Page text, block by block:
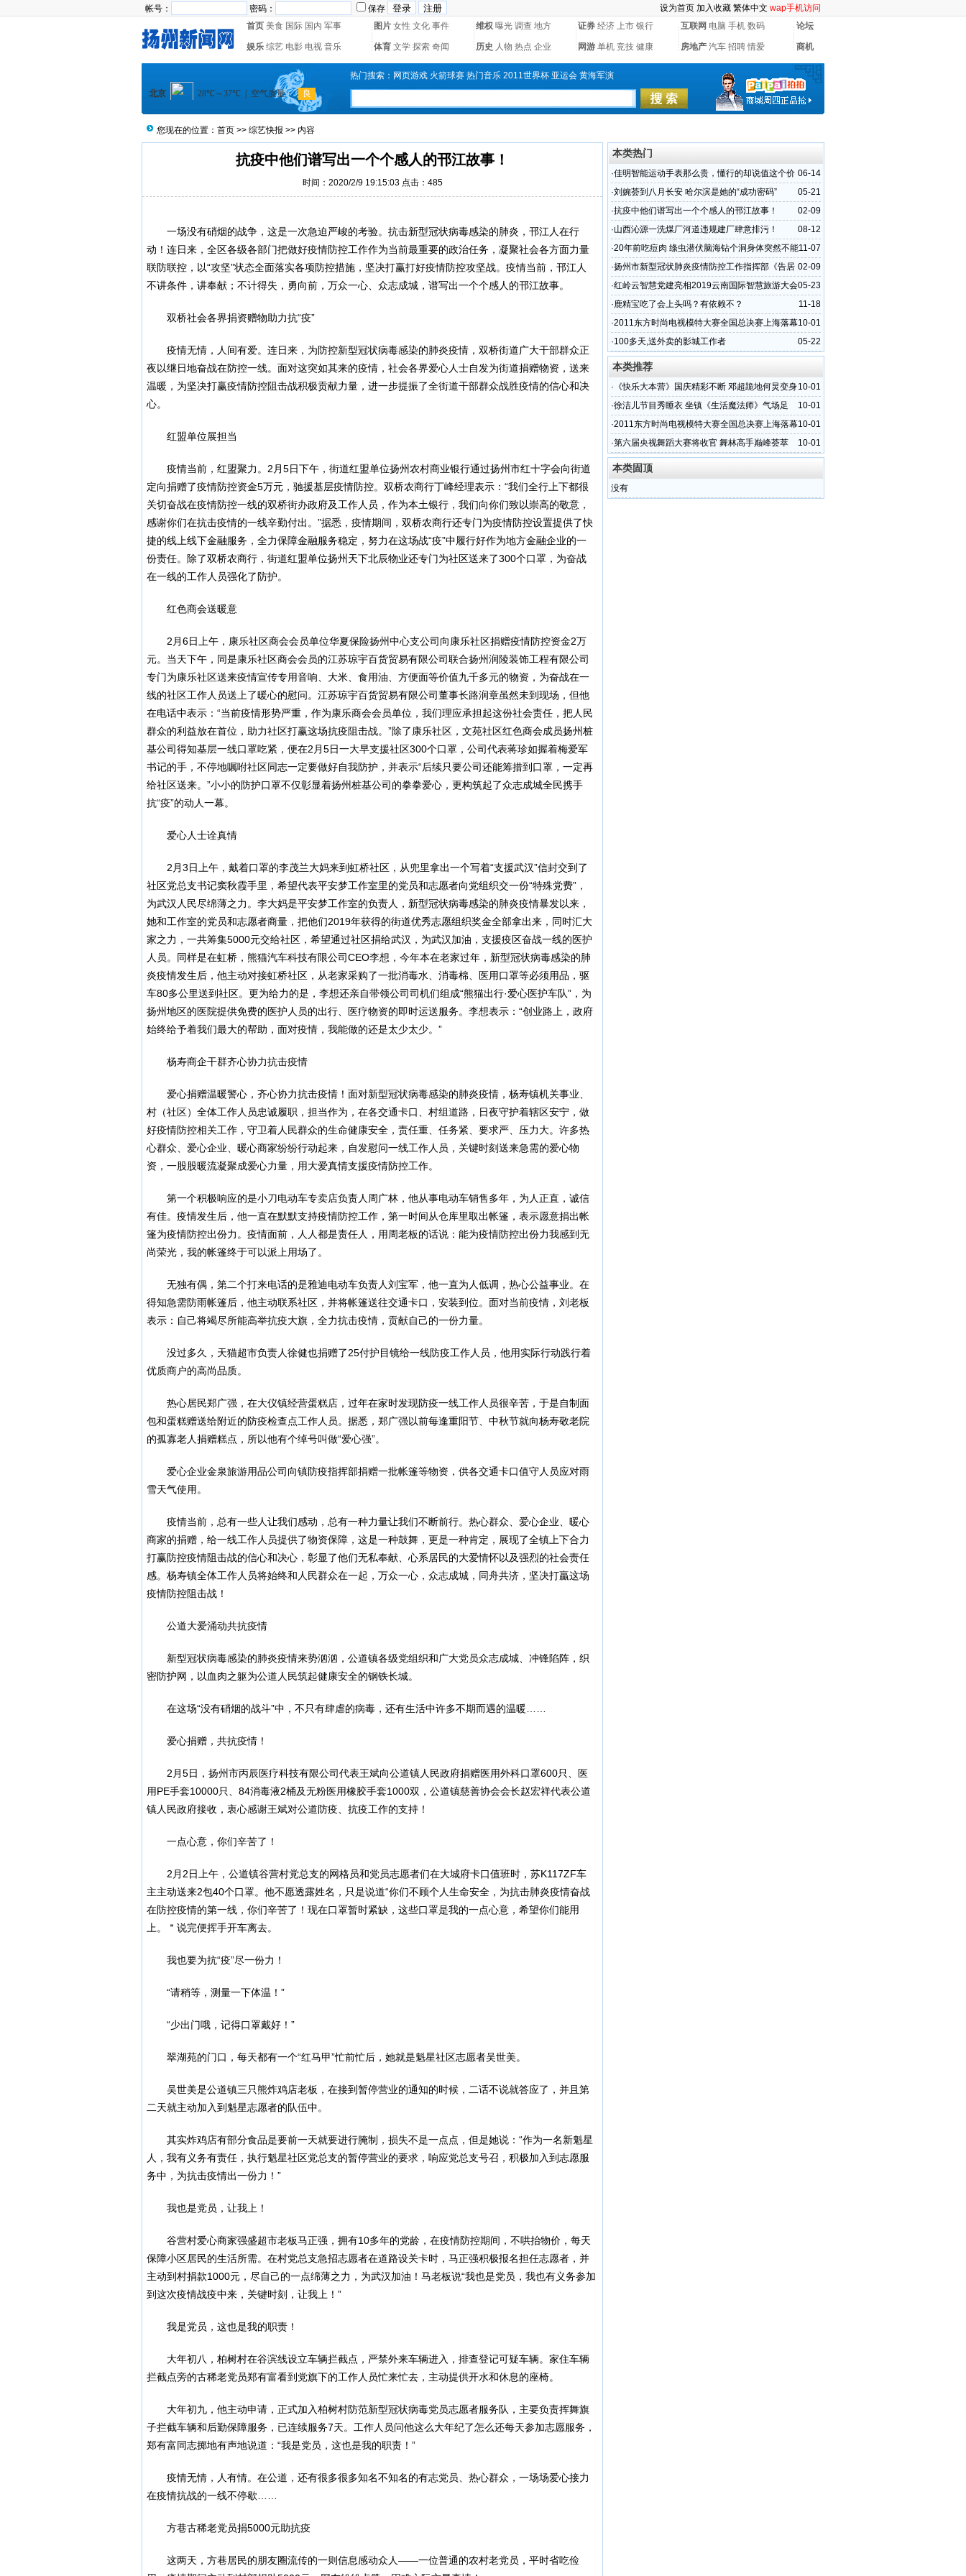
帐号： 密码： 保存 设为首页 加入收藏 繁体中文 wap手机访问
首页 美食 国际 国内 军事 图片 女性 文化 事件 维权 曝光 调查 地方 证券 经济 上市 银行 互联网 电脑 手机 数码 论坛
娱乐 综艺 电影 电视 音乐 体育 文学 探索 奇闻 历史 人物 热点 企业 网游 单机 竞技 健康 房地产 汽车 招聘 情爱 商机
热门搜索： 网页游戏 火箭球赛 热门音乐 2011世界杯 亚运会 黄海军演
您现在的位置： 首页 >> 综艺快报 >> 内容
抗疫中他们谱写出一个个感人的邗江故事！
时间：2020/2/9 19:15:03 点击： 485
一场没有硝烟的战争，这是一次急迫严峻的考验。抗击新型冠状病毒感染的肺炎，邗江人在行
动！连日来，全区各级各部门把做好疫情防控工作作为当前最重要的政治任务，凝聚社会各方面力量
联防联控，以“攻坚”状态全面落实各项防控措施，坚决打赢打好疫情防控攻坚战。疫情当前，邗江人
不讲条件，讲奉献；不计得失，勇向前，万众一心、众志成城，谱写出一个个感人的邗江故事。
双桥社会各界捐资赠物助力抗“疫”
疫情无情，人间有爱。连日来，为防控新型冠状病毒感染的肺炎疫情，双桥街道广大干部群众正
夜以继日地奋战在防控一线。面对这突如其来的疫情，社会各界爱心人士自发为街道捐赠物资，送来
温暖，为坚决打赢疫情防控阻击战积极贡献力量，进一步提振了全街道干部群众战胜疫情的信心和决
心。
红盟单位展担当
疫情当前，红盟聚力。2月5日下午，街道红盟单位扬州农村商业银行通过扬州市红十字会向街道
定向捐赠了疫情防控资金5万元，驰援基层疫情防控。双桥农商行丁峰经理表示：“我们全行上下都很
关切奋战在疫情防控一线的双桥街办政府及工作人员，作为本土银行，我们向你们致以崇高的敬意，
感谢你们在抗击疫情的一线辛勤付出。”据悉，疫情期间，双桥农商行还专门为疫情防控设置提供了快
捷的线上线下金融服务，全力保障金融服务稳定，努力在这场战“疫”中履行好作为地方金融企业的一
份责任。除了双桥农商行，街道红盟单位扬州天下北辰物业还专门为社区送来了300个口罩，为奋战
在一线的工作人员强化了防护。
红色商会送暖意
2月6日上午，康乐社区商会会员单位华夏保险扬州中心支公司向康乐社区捐赠疫情防控资金2万
元。当天下午，同是康乐社区商会会员的江苏琼宇百货贸易有限公司联合扬州润陵装饰工程有限公司
专门为康乐社区送来疫情宣传专用音响、大米、食用油、方便面等价值九千多元的物资，为奋战在一
线的社区工作人员送上了暖心的慰问。江苏琼宇百货贸易有限公司董事长路润章虽然未到现场，但他
在电话中表示：“当前疫情形势严重，作为康乐商会会员单位，我们理应承担起这份社会责任，把人民
群众的利益放在首位，助力社区打赢这场抗疫阻击战。”除了康乐社区，文苑社区红色商会成员扬州桩
基公司得知基层一线口罩吃紧，便在2月5日一大早支援社区300个口罩，公司代表蒋珍如握着梅爱军
书记的手，不停地嘱咐社区同志一定要做好自我防护，并表示“后续只要公司还能筹措到口罩，一定再
给社区送来。”小小的防护口罩不仅彰显着扬州桩基公司的拳拳爱心，更构筑起了众志成城全民携手
抗“疫”的动人一幕。
爱心人士诠真情
2月3日上午，戴着口罩的李茂兰大妈来到虹桥社区，从兜里拿出一个写着“支援武汉”信封交到了
社区党总支书记窦秋霞手里，希望代表平安梦工作室里的党员和志愿者向党组织交一份“特殊党费”，
为武汉人民尽绵薄之力。李大妈是平安梦工作室的负责人，新型冠状病毒感染的肺炎疫情暴发以来，
她和工作室的党员和志愿者商量，把他们2019年获得的街道优秀志愿组织奖金全部拿出来，同时汇大
家之力，一共筹集5000元交给社区，希望通过社区捐给武汉，为武汉加油，支援疫区奋战一线的医护
人员。同样是在虹桥，熊猫汽车科技有限公司CEO李想，今年本在老家过年，新型冠状病毒感染的肺
炎疫情发生后，他主动对接虹桥社区，从老家采购了一批消毒水、消毒棉、医用口罩等必须用品，驱
车80多公里送到社区。更为给力的是，李想还亲自带领公司司机们组成“熊猫出行·爱心医护车队”，为
扬州地区的医院提供免费的医护人员的出行、医疗物资的即时运送服务。李想表示：“创业路上，政府
始终给予着我们最大的帮助，面对疫情，我能做的还是太少太少。”
杨寿商企干群齐心协力抗击疫情
爱心捐赠温暖警心，齐心协力抗击疫情！面对新型冠状病毒感染的肺炎疫情，杨寿镇机关事业、
村（社区）全体工作人员忠诚履职，担当作为，在各交通卡口、村组道路，日夜守护着辖区安宁，做
好疫情防控相关工作，守卫着人民群众的生命健康安全，责任重、任务紧、要求严、压力大。许多热
心群众、爱心企业、暖心商家纷纷行动起来，自发慰问一线工作人员，关键时刻送来急需的爱心物
资，一股股暖流凝聚成爱心力量，用大爱真情支援疫情防控工作。
第一个积极响应的是小刀电动车专卖店负责人周广林，他从事电动车销售多年，为人正直，诚信
有佳。疫情发生后，他一直在默默支持疫情防控工作，第一时间从仓库里取出帐篷，表示愿意捐出帐
篷为疫情防控出份力。疫情面前，人人都是责任人，用周老板的话说：能为疫情防控出份力我感到无
尚荣光，我的帐篷终于可以派上用场了。
无独有偶，第二个打来电话的是雅迪电动车负责人刘宝军，他一直为人低调，热心公益事业。在
得知急需防雨帐篷后，他主动联系社区，并将帐篷送往交通卡口，安装到位。面对当前疫情，刘老板
表示：自己将竭尽所能高举抗疫大旗，全力抗击疫情，贡献自己的一份力量。
没过多久，天猫超市负责人徐健也捐赠了25付护目镜给一线防疫工作人员，他用实际行动践行着
优质商户的高尚品质。
热心居民郑广强，在大仪镇经营蛋糕店，过年在家时发现防疫一线工作人员很辛苦，于是自制面
包和蛋糕赠送给附近的防疫检查点工作人员。据悉，郑广强以前每逢重阳节、中秋节就向杨寿敬老院
的孤寡老人捐赠糕点，所以他有个绰号叫做“爱心强”。
爱心企业金泉旅游用品公司向镇防疫指挥部捐赠一批帐篷等物资，供各交通卡口值守人员应对雨
雪天气使用。
疫情当前，总有一些人让我们感动，总有一种力量让我们不断前行。热心群众、爱心企业、暖心
商家的捐赠，给一线工作人员提供了物资保障，这是一种鼓舞，更是一种肯定，展现了全镇上下合力
打赢防控疫情阻击战的信心和决心，彰显了他们无私奉献、心系居民的大爱情怀以及强烈的社会责任
感。杨寿镇全体工作人员将始终和人民群众在一起，万众一心，众志成城，同舟共济，坚决打贏这场
疫情防控阻击战！
公道大爱涌动共抗疫情
新型冠状病毒感染的肺炎疫情来势汹汹，公道镇各级党组织和广大党员众志成城、冲锋陷阵，织
密防护网，以血肉之躯为公道人民筑起健康安全的钢铁长城。
在这场“没有硝烟的战斗”中，不只有肆虐的病毒，还有生活中许多不期而遇的温暖……
爱心捐赠，共抗疫情！
2月5日，扬州市丙辰医疗科技有限公司代表王斌向公道镇人民政府捐赠医用外科口罩600只、医
用PE手套10000只、84消毒液2桶及无粉医用橡胶手套1000双，公道镇慈善协会会长赵宏祥代表公道
镇人民政府接收，衷心感谢王斌对公道防疫、抗疫工作的支持！
一点心意，你们辛苦了！
2月2日上午，公道镇谷营村党总支的网格员和党员志愿者们在大城府卡口值班时，苏K117ZF车
主主动送来2包40个口罩。他不愿透露姓名，只是说道“你们不顾个人生命安全，为抗击肺炎疫情奋战
在防控疫情的第一线，你们辛苦了！现在口罩暂时紧缺，这些口罩是我的一点心意，希望你们能用
上。＂说完便挥手开车离去。
我也要为抗“疫”尽一份力！
“请稍等，测量一下体温！”
“少出门哦，记得口罩戴好！”
翠湖苑的门口，每天都有一个“红马甲”忙前忙后，她就是魁星社区志愿者吴世美。
吴世美是公道镇三只熊炸鸡店老板，在接到暂停营业的通知的时候，二话不说就答应了，并且第
二天就主动加入到魁星志愿者的队伍中。
其实炸鸡店有部分食品是要前一天就要进行腌制，损失不是一点点，但是她说：“作为一名新魁星
人，我有义务有责任，执行魁星社区党总支的暂停营业的要求，响应党总支号召，积极加入到志愿服
务中，为抗击疫情出一份力！”
我也是党员，让我上！
谷营村爱心商家强盛超市老板马正强，拥有10多年的党龄，在疫情防控期间，不哄抬物价，每天
保障小区居民的生活所需。在村党总支急招志愿者在道路设关卡时，马正强积极报名担任志愿者，并
主动到村捐款1000元，尽自己的一点绵薄之力，为武汉加油！马老板说“我也是党员，我也有义务参加
到这次疫情战疫中来，关键时刻，让我上！”
我是党员，这也是我的职责！
大年初八，柏树村在谷滨线设立车辆拦截点，严禁外来车辆进入，排查登记可疑车辆。家住车辆
拦截点旁的古稀老党员郑有富看到党旗下的工作人员忙来忙去，主动提供开水和休息的座椅。
大年初九，他主动申请，正式加入柏树村防范新型冠状病毒党员志愿者服务队，主要负责挥舞旗
子拦截车辆和后勤保障服务，已连续服务7天。工作人员问他这么大年纪了怎么还每天参加志愿服务，
郑有富同志掷地有声地说道：“我是党员，这也是我的职责！”
疫情无情，人有情。在公道，还有很多很多知名不知名的有志党员、热心群众，一场场爱心接力
在疫情抗战的一线不停歇……
方巷古稀老党员捐5000元助抗疫
这两天，方巷居民的朋友圈流传的一则信息感动众人——一位普通的农村老党员，平时省吃俭
本类热门
06-14
·佳明智能运动手表那么贵，懂行的却说值这个价
05-21
·刘婉荟到八月长安 哈尔滨是她的“成功密码”
02-09
·抗疫中他们谱写出一个个感人的邗江故事！
08-12
·山西沁源一洗煤厂河道违规建厂肆意排污！
11-07
·20年前吃痘肉 绦虫潜伏脑海钻个洞身体突然不能
动 开颅拔出5
02-09
·扬州市新型冠状肺炎疫情防控工作指挥部《告居
民书》
05-23
·红岭云智慧党建亮相2019云南国际智慧旅游大会
11-18
·鹿精宝吃了会上头吗？有依赖不？
10-01
·2011东方时尚电视模特大赛全国总决赛上海落幕
05-22
·100多天,送外卖的影城工作者
本类推荐
10-01
· 《快乐大本营》国庆精彩不断 邓超跪地何炅变身
10-01
·徐洁儿节目秀睡衣 坐镇《生活魔法师》气场足
10-01
·2011东方时尚电视模特大赛全国总决赛上海落幕
10-01
·第六届央视舞蹈大赛将收官 舞林高手巅峰荟萃
本类固顶
没有